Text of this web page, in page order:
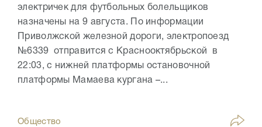
электричек для футбольных болельщиков
назначены на 9 августа. По информации
Приволжской железной дороги, электропоезд
№6339 отправится с Краснооктябрьской в
22:03, с нижней платформы остановочной
платформы Мамаева кургана –...
Общество